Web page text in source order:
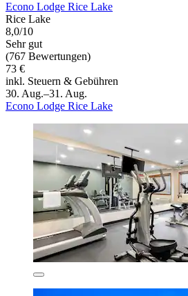
Econo Lodge Rice Lake
Rice Lake
8,0/10
Sehr gut
(767 Bewertungen)
73 €
inkl. Steuern & Gebühren
30. Aug.–31. Aug.
Econo Lodge Rice Lake